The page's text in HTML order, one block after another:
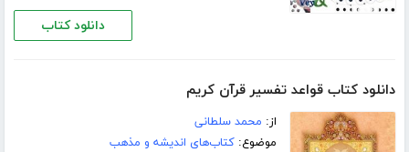
دانلود کتاب
دانلود کتاب قواعد تفسیر قرآن کریم
از: محمد سلطانی
موضوع:کتاب‌های اندیشه و مذهب